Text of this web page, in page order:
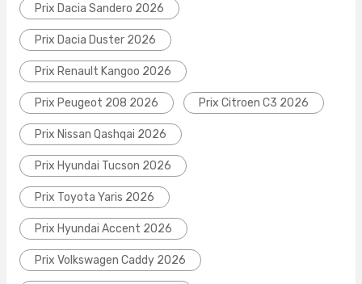
Prix Dacia Sandero 2026
Prix Dacia Duster 2026
Prix Renault Kangoo 2026
Prix Peugeot 208 2026 Prix Citroen C3 2026
Prix Nissan Qashqai 2026
Prix Hyundai Tucson 2026
Prix Toyota Yaris 2026
Prix Hyundai Accent 2026
Prix Volkswagen Caddy 2026